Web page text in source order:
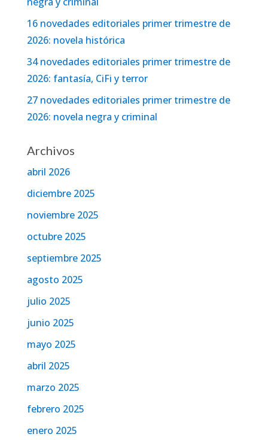
16 novedades editoriales primer trimestre de
2026: novela histórica
34 novedades editoriales primer trimestre de
2026: fantasía, CiFi y terror
27 novedades editoriales primer trimestre de
2026: novela negra y criminal
Archivos
abril 2026
diciembre 2025
noviembre 2025
octubre 2025
septiembre 2025
agosto 2025
julio 2025
junio 2025
mayo 2025
abril 2025
marzo 2025
febrero 2025
enero 2025